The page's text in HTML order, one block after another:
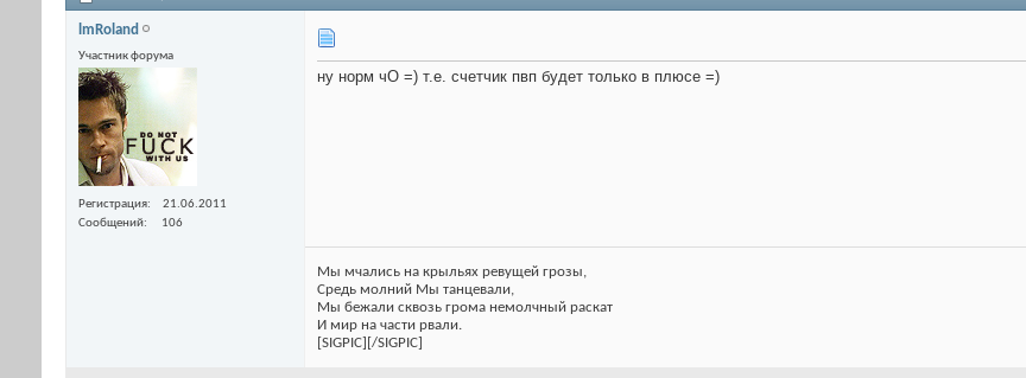
lmRoland
Участник форума
Регистрация
21.06.2011
Сообщений
106
ну норм чО =) т.е. счетчик пвп будет только в плюсе =)
Мы мчались на крыльях ревущей грозы,
Средь молний Мы танцевали,
Мы бежали сквозь грома немолчный раскат
И мир на части рвали.
[SIGPIC][/SIGPIC]